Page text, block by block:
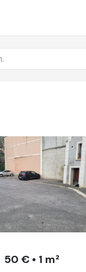
comment
50 € • 1 m²